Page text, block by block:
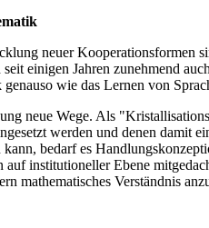
neuer Kooperationsformen
einigen Jahren zunehmend
wie das Lernen von
neue Wege. Als
werden und denen
bedarf es
institutioneller Ebene
mathematisches Verständnis